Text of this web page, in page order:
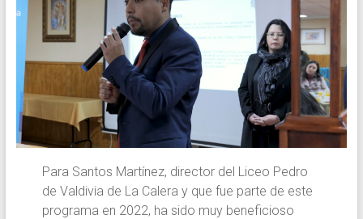
Para Santos Martínez, director del Liceo Pedro
de Valdivia de La Calera y que fue parte de este
programa en 2022, ha sido muy beneficioso